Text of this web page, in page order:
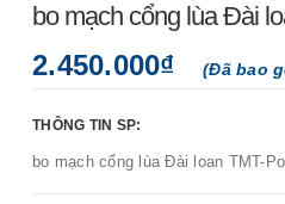
bo mạch cổng lùa Đài
2.450.000₫ (Đã bao
THÔNG TIN SP:
bo mạch cổng lùa Đài loan TMT-